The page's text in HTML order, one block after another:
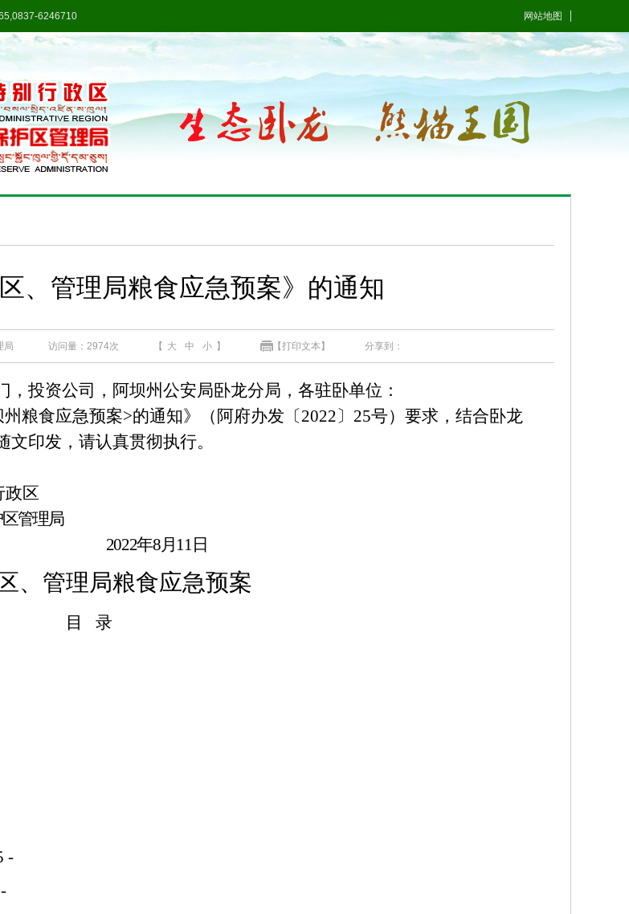
6246710 网站地图
、管理局粮食应急预案》的通知
局 访问量： 2974次 【 大 中 小 】 【打印文本】 分享到：
投资公司，阿坝州公安局卧龙分局， 各驻卧单位：
州粮食应急预案>的通知》（阿府办发〔2022〕 25号）要求，结合卧龙
印发，请认真贯彻执行。
政区
管理局
年8月 11日
、管理局粮食应急预案
目
录
-